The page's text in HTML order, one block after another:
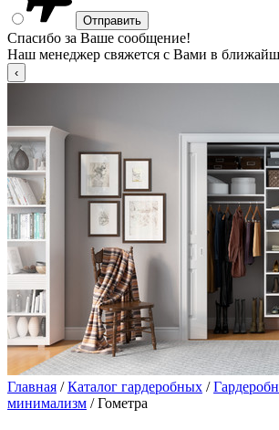
Спасибо за Ваше сообщение!
Наш менеджер свяжется с Вами в
Главная /Каталог гардеробных /
минимализм / Гометра